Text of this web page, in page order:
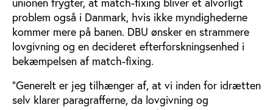
problem også i Danmark, hvis ikke myndighederne
kommer mere på banen. DBU ønsker en strammere
lovgivning og en decideret efterforskningsenhed i
bekæmpelsen af match-fixing.
”Generelt er jeg tilhænger af, at vi inden for idrætten
selv klarer paragrafferne, da lovgivning og